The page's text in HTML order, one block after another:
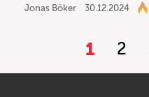
Jonas Böker 30.12.2024
1 2